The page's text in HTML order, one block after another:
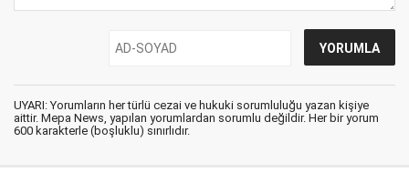
UYARI: Yorumların her türlü cezai ve hukuki sorumluluğu yazan kişiye
aittir. Mepa News, yapılan yorumlardan sorumlu değildir. Her bir yorum
600 karakterle (boşluklu) sınırlıdır.